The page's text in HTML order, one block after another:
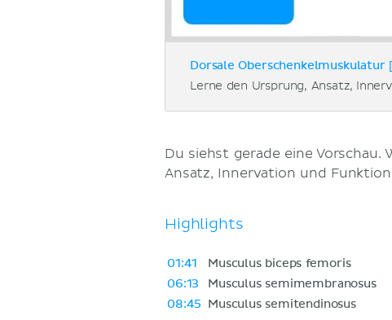
Dorsale Oberschenkelmuskulatur
Lerne den Ursprung, Ansatz,
Du siehst gerade eine Vorschau.
Ansatz, Innervation und
Highlights
01:41
Musculus biceps femoris
06:13
Musculus semimembranosus
08:45
Musculus semitendinosus